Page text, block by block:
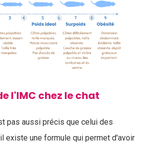
l'IMC chez le chat
pas aussi précis que celui des
existe une formule qui permet d'avoir